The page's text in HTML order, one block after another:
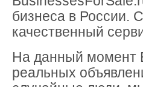
бизнеса в России.
качественный
На данный момент
реальных